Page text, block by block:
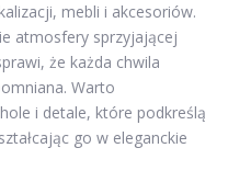
mebli i akcesoriów.
atmosfery sprzyjającej
że każda chwila
Warto
i detale, które podkreślą
go w eleganckie